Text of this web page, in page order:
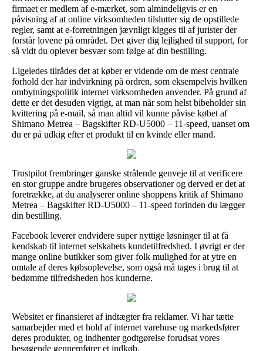
firmaet er medlem af e-mærket, som almindeligvis er en
påvisning af at online virksomheden tilslutter sig de opstillede
regler, samt at e-forretningen jævnligt kigges til af jurister der
forstår lovene på området. Det giver dig lejlighed til support, for
så vidt du oplever besvær som følge af din bestilling.
Ligeledes tilrådes det at køber er vidende om de mest centrale
forhold der har indvirkning på ordren, som eksempelvis hvilken
ombytningspolitik internet virksomheden anvender. På grund af
dette er det desuden vigtigt, at man når som helst bibeholder sin
kvittering på e-mail, så man altid vil kunne påvise købet af
Shimano Metrea – Bagskifter RD-U5000 – 11-speed, uanset om
du er på udkig efter et produkt til en kvinde eller mand.
Trustpilot frembringer ganske strålende genveje til at verificere
en stor gruppe andre brugeres observationer og derved er det at
foretrække, at du analyserer online shoppens kritik af Shimano
Metrea – Bagskifter RD-U5000 – 11-speed forinden du lægger
din bestilling.
Facebook leverer endvidere super nyttige løsninger til at få
kendskab til internet selskabets kundetilfredshed. I øvrigt er der
mange online butikker som giver folk mulighed for at ytre en
omtale af deres købsoplevelse, som også må tages i brug til at
bedømme tilfredsheden hos kunderne.
Websitet er finansieret af indtægter fra reklamer. Vi har tætte
samarbejder med et hold af internet varehuse og markedsfører
deres produkter, og indhenter godtgørelse forudsat vores
besøgende gennemfører et indkøb.